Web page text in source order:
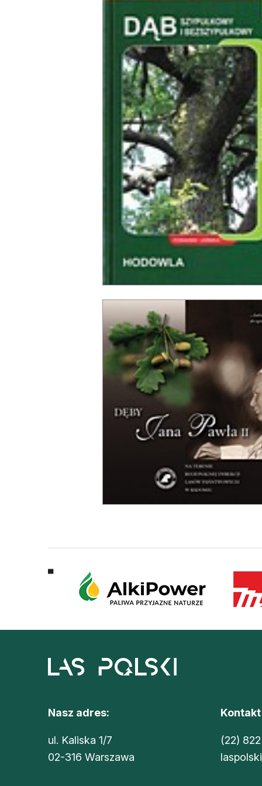
Nasz adres:
ul. Kaliska 1/7
02-316 Warszawa
Kontakt
(22)